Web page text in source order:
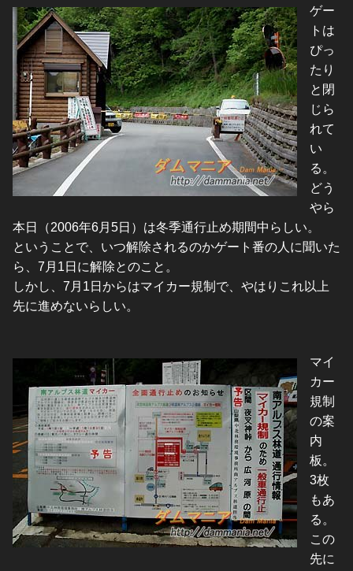
ゲー
トは
ぴっ
たり
と閉
じら
れて
い
る。
どう
やら
本日（2006年6月5日）は冬季通行止め期間中らしい。
ということで、いつ解除されるのかゲート番の人に聞いた
ら、7月1日に解除とのこと。
しかし、7月1日からはマイカー規制で、やはりこれ以上
先に進めないらしい。
マイ
カー
規制
の案
内
板。
3枚
もあ
る。
この
先に